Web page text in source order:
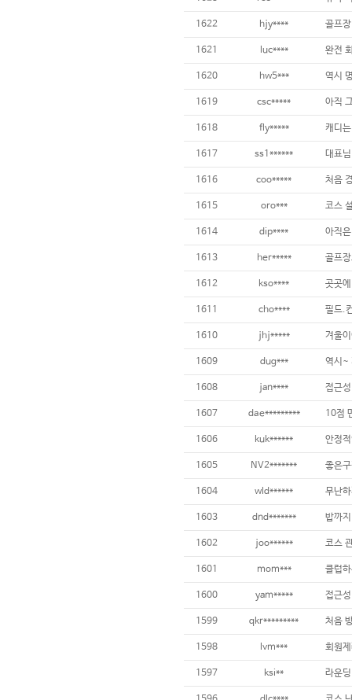
1622 hjy****
1621 luc****
1620 hw5***
1619 csc*****
1618 fly*****
1617 ss1******
1616 coo*****
1615 oro***
1614 dip**** 아직
1613 her*****
1612 kso****
1611 cho****
1610 jhj***** 겨울
1609 dug***
1608 jan****
1607 dae********* 10점
1606 kuk****** 안정
1605 NV2******* 좋은
1604 wld****** 무난
1603 dnd******* 밥까
1602 joo******
1601 mom***
1600 yam*****
1599 qkr********* 처음
1598 lvm***
1597 ksi**